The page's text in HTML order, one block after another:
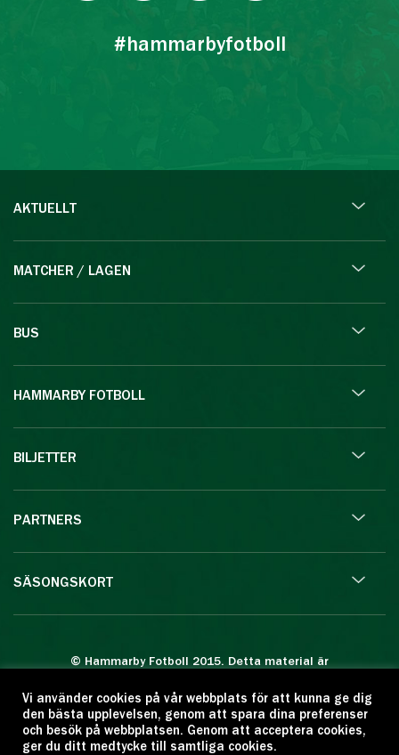
#hammarbyfotboll
AKTUELLT
MATCHER / LAGEN
BUS
HAMMARBY FOTBOLL
BILJETTER
PARTNERS
SÄSONGSKORT
© Hammarby Fotboll 2015. Detta material är
Eftertryck eller annan kopiering är förbjuden.
Citera oss gärna men ange källan:
www.hammarbyfotboll.se. Ansvarig utgivare:
Vi använder cookies på vår webbplats för att kunna ge dig
den bästa upplevelsen, genom att spara dina preferenser
och besök på webbplatsen. Genom att acceptera cookies,
ger du ditt medtycke till samtliga cookies.